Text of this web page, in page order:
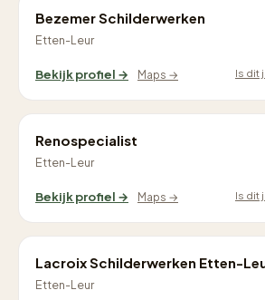
Bezemer Schilderwerken
Etten-Leur
Bekijk profiel → Maps → Is dit
Renospecialist
Etten-Leur
Bekijk profiel → Maps → Is dit
Lacroix Schilderwerken Etten-
Etten-Leur